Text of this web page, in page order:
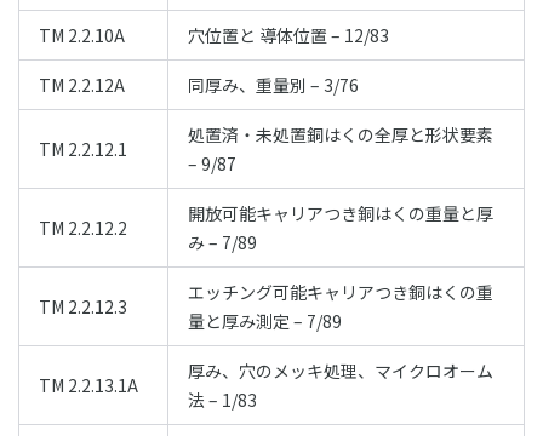
TM 2.2.10A 穴位置と 導体位置 – 12/83
TM 2.2.12A 同厚み、重量別 – 3/76
TM 2.2.12.1
処置済・未処置銅はくの全厚と形状要素
– 9/87
TM 2.2.12.2
開放可能キャリアつき銅はくの重量と厚
み – 7/89
TM 2.2.12.3
エッチング可能キャリアつき銅はくの重
量と厚み測定 – 7/89
TM 2.2.13.1A
厚み、穴のメッキ処理、マイクロオーム
法 – 1/83